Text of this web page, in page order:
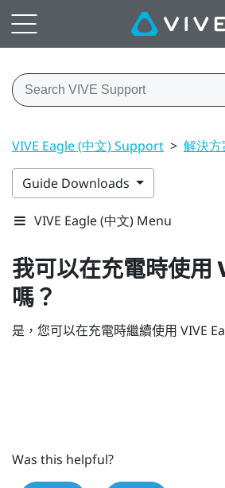
VIVE Eagle (中文) Support > 解決
Guide Downloads
VIVE Eagle (中文) Menu
我可以在充電時使用
嗎？
是，您可以在充電時繼續使用 VIVE
Was this helpful?